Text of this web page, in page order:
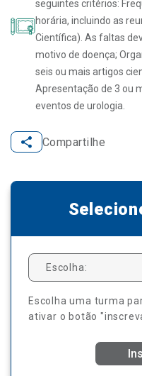
seguintes critérios:
horária, incluindo as
Científica). As faltas
motivo de doença;
seis ou mais artigos
Apresentação de 3 ou
eventos de urologia.
Compartilhe
Escolha:
Escolha uma turma
ativar o botão